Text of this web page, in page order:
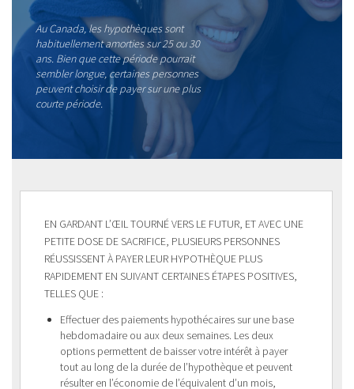
Au Canada, les hypothèques sont
habituellement amorties sur 25 ou 30
ans. Bien que cette période pourrait
sembler longue, certaines personnes
peuvent choisir de payer sur une plus
courte période.
EN GARDANT L’ŒIL TOURNÉ VERS LE FUTUR, ET AVEC UNE
PETITE DOSE DE SACRIFICE, PLUSIEURS PERSONNES
RÉUSSISSENT À PAYER LEUR HYPOTHÈQUE PLUS
RAPIDEMENT EN SUIVANT CERTAINES ÉTAPES POSITIVES,
TELLES QUE :
Effectuer des paiements hypothécaires sur une base
hebdomadaire ou aux deux semaines. Les deux
options permettent de baisser votre intérêt à payer
tout au long de la durée de l’hypothèque et peuvent
résulter en l’économie de l’équivalent d’un mois,